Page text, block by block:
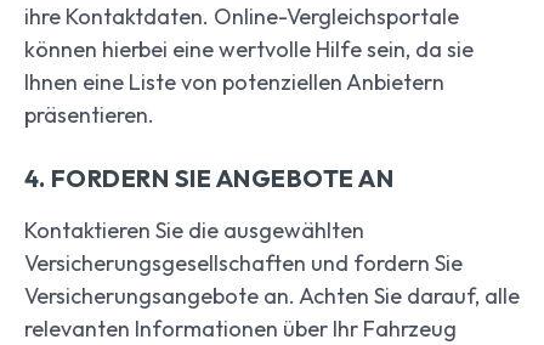
ihre Kontaktdaten. Online-Vergleichsportale
können hierbei eine wertvolle Hilfe sein, da sie
Ihnen eine Liste von potenziellen Anbietern
präsentieren.
4. FORDERN SIE ANGEBOTE AN
Kontaktieren Sie die ausgewählten
Versicherungsgesellschaften und fordern Sie
Versicherungsangebote an. Achten Sie darauf, alle
relevanten Informationen über Ihr Fahrzeug